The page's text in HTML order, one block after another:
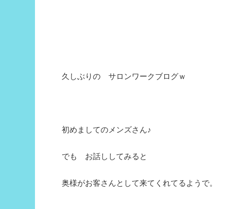
久しぶりの サロンワークブログｗ
初めましてのメンズさん♪
でも お話ししてみると
奥様がお客さんとして来てくれてるようで。